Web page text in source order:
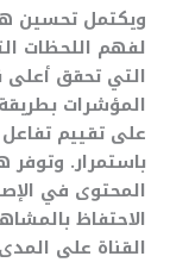
ويكتمل تحسين
لفهم اللحظات
التي تحقق
المؤشرات
على تقييم
باستمرار. وتوفر
المحتوى في
الاحتفاظ
القناة على